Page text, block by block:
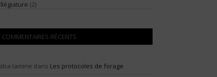
(2)
COMMENTAIRES RÉCENTS
lamine dans Les protocoles de forage